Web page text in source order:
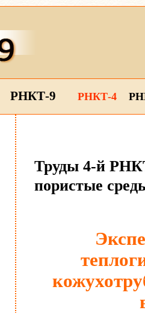
РНКТ-9 РНКТ-4
Труды 4-й
пористые